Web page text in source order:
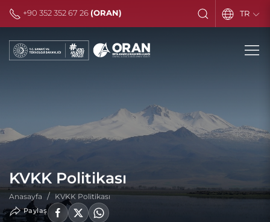
+90 352 352 67 26 (ORAN) TR
KVKK Politikası
Anasayfa KVKK Politikası
Paylaş